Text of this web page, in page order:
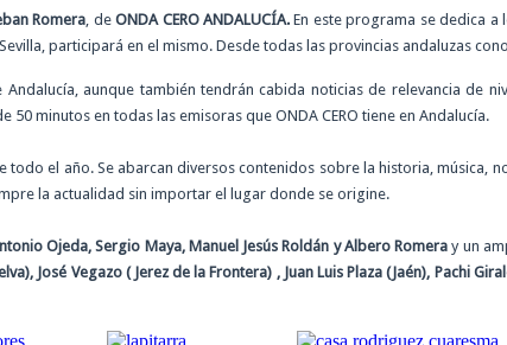
Romera , deONDA CERO ANDALUCÍA. En este programa se dedica
participará en el mismo. Desde todas las provincias andaluzas
aunque también tendrán cabida noticias de relevancia de
minutos en todas las emisoras que ONDA CERO tiene en Andalucía.
el año. Se abarcan diversos contenidos sobre la historia, música,
la actualidad sin importar el lugar donde se origine.
Ojeda, Sergio Maya, Manuel Jesús Roldán y Albero Romera y un
José Vegazo ( Jerez de la Frontera) , Juan Luis Plaza (Jaén), Pachi